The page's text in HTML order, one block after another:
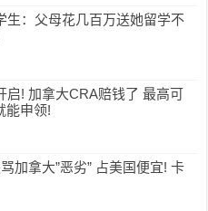
生：父母花几百万送她留学不
启! 加拿大CRA赔钱了 最高可
能申领!
加拿大”恶劣” 占美国便宜! 卡